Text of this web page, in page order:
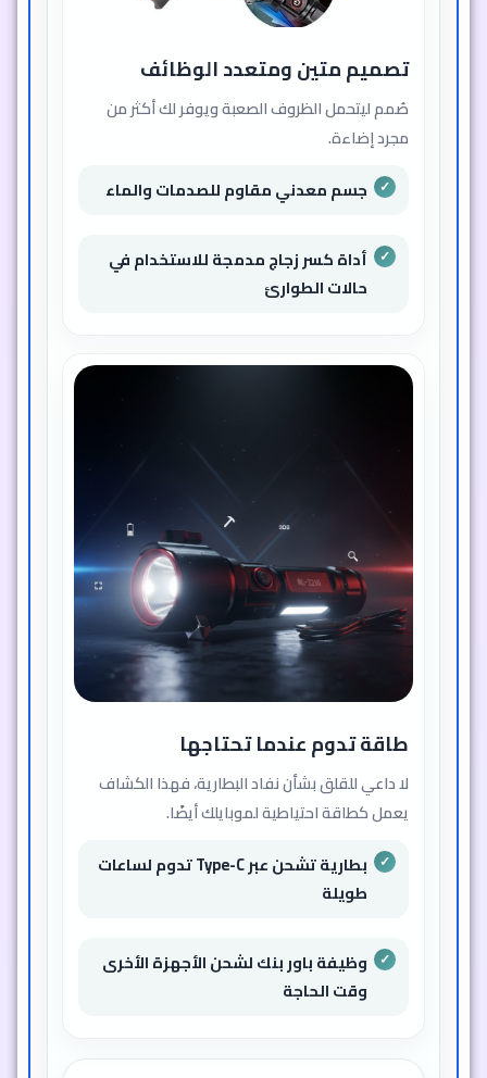
تصميم متين ومتعدد الوظائف
صُمم ليتحمل الظروف الصعبة ويوفر لك أكثر من
مجرد إضاءة.
جسم معدني مقاوم للصدمات والماء
أداة كسر زجاج مدمجة للاستخدام في
حالات الطوارئ
طاقة تدوم عندما تحتاجها
لا داعي للقلق بشأن نفاد البطارية، فهذا الكشاف
يعمل كطاقة احتياطية لموبايلك أيضًا.
بطارية تشحن عبر Type-C تدوم لساعات
طويلة
وظيفة باور بنك لشحن الأجهزة الأخرى
وقت الحاجة